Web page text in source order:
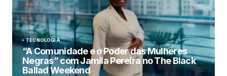
TECNOLOGIA
“A Comunidade e o Poder das Mulheres
Negras” com Jamila Pereira no The Black
Ballad Weekend